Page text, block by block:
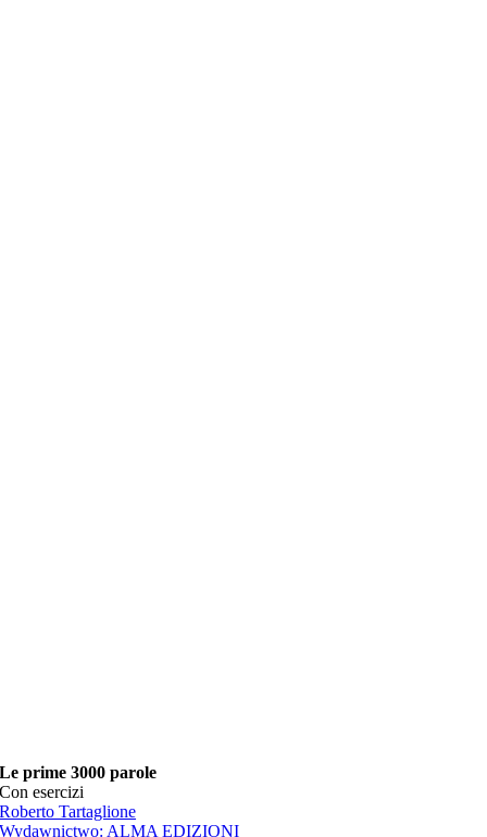
Le prime 3000 parole
Con esercizi
Roberto Tartaglione
Wydawnictwo: ALMA EDIZIONI